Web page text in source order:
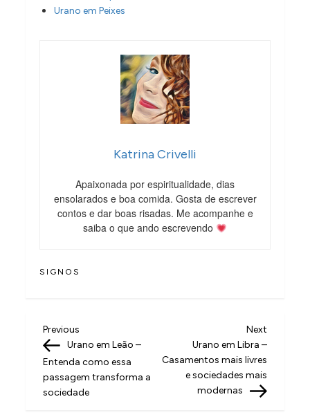
Urano em Peixes
Katrina Crivelli
Apaixonada por espiritualidade, dias
ensolarados e boa comida. Gosta de escrever
contos e dar boas risadas. Me acompanhe e
saiba o que ando escrevendo
SIGNOS
N
a
v
e
Previous
Post
Previous
Urano em Leão –
Entenda como essa
passagem transforma a
sociedade
Next
Post
Next
Urano em Libra –
Casamentos mais livres
e sociedades mais
modernas